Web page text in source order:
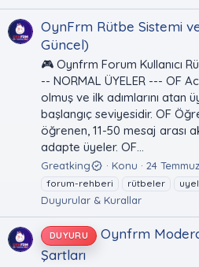
OynFrm Rütbe Sistemi
Güncel)
🎮 Oynfrm Forum Kullanıcı
-- NORMAL ÜYELER --- OF
olmuş ve ilk adımlarını atan
başlangıç seviyesidir. OF
öğrenen, 11-50 mesaj arası
adapte üyeler. OF...
Greatking Konu 24
forum-rehberi
rütbeler
Duyurular & Kurallar
DUYURU
Oynfrm
Şartları